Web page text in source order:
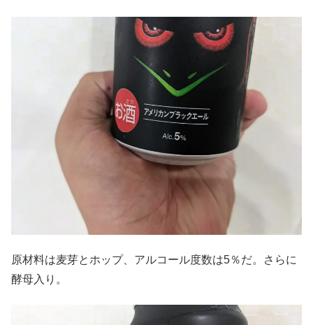
原材料は麦芽とホップ、アルコール度数は5％だ。さらに
酵母入り。